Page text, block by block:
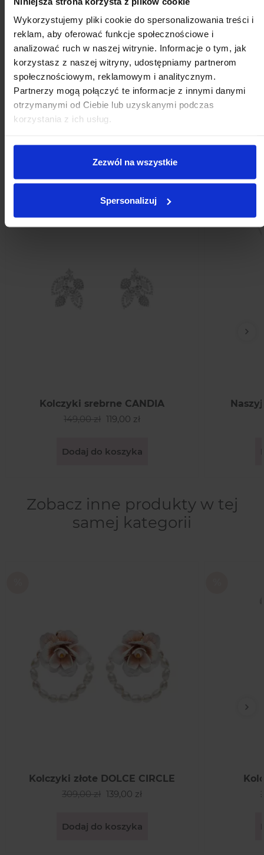
Wykorzystujemy pliki cookie do spersonalizowania treści i
reklam, aby oferować funkcje społecznościowe i
analizować ruch w naszej witrynie. Informacje o tym, jak
korzystasz z naszej witryny, udostępniamy partnerom
społecznościowym, reklamowym i analitycznym.
Partnerzy mogą połączyć te informacje z innymi danymi
otrzymanymi od Ciebie lub uzyskanymi podczas
korzystania z ich usług.
Zezwól na wszystkie
Spersonalizuj
Kolczyki srebrne CANDIA
149,00 zł
119,00 zł
Dodaj do koszyka
Klienci, którzy zakupili ten
produkt, kupili również:
Kolczyki srebrne CANDIA
149,00 zł 119,00 zł
Dodaj do koszyka
Zobacz inne produkty w tej
samej kategorii
Kolczyki złote DOLCE CIRCLE
309,00 zł 139,00 zł
Dodaj do koszyka